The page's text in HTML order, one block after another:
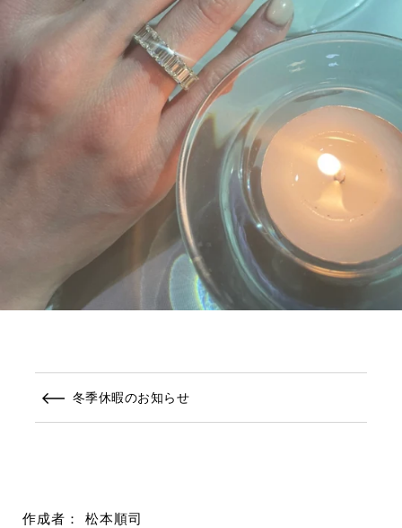
作成者： 松本順司
冬季休暇のお知らせ